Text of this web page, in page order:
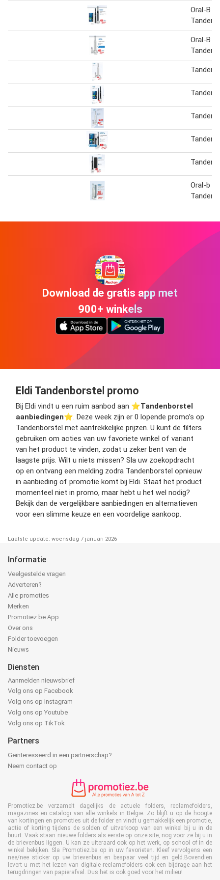
Oral-B
Oral-B
Oral-b
Download de gratis app met
900+ winkels
Eldi Tandenborstel promo
Bij Eldi vindt u een ruim aanbod aan ⭐️Tandenborstel
aanbiedingen⭐️. Deze week zijn er 0 lopende promo’s op
Tandenborstel met aantrekkelijke prijzen. U kunt de filters
gebruiken om acties van uw favoriete winkel of variant
van het product te vinden, zodat u zeker bent van de
laagste prijs. Wilt u niets missen? Sla uw zoekopdracht
op en ontvang een melding zodra Tandenborstel opnieuw
in aanbieding of promotie komt bij Eldi. Staat het product
momenteel niet in promo, maar hebt u het wel nodig?
Bekijk dan de vergelijkbare aanbiedingen en alternatieven
voor een slimme keuze en een voordelige aankoop.
Laatste update: woensdag 7 januari 2026
Informatie
Veelgestelde vragen
Adverteren?
Alle promoties
Merken
Promotiez.be App
Over ons
Folder toevoegen
Nieuws
Diensten
Aanmelden nieuwsbrief
Volg ons op Facebook
Volg ons op Instagram
Volg ons op Youtube
Volg ons op TikTok
Partners
Geïnteresseerd in een partnerschap?
Neem contact op
Promotiez.be verzamelt dagelijks de actuele folders, reclamefolders,
magazines en catalogi van alle winkels in België. Zo blijft u op de hoogte
van kortingen en promoties uit de folder en vindt u gemakkelijk een promotie,
actie of korting tijdens de solden of uitverkoop van een winkel bij u in de
buurt. Vaak staan nieuwe folders als eerste op onze site, nog voor ze bij u in
de brievenbus liggen. U kan ze uiteraard ook op het werk, op school of in de
winkel bekijken. Sla Promotiez.be op in uw favorieten. Kleef vervolgens een
nee/nee sticker op uw brievenbus en bespaar veel tijd en geld.Bovendien
levert u met het lezen van digitale reclamefolders ook een bijdrage aan het
terugdringen van papierafval. Dus het is ook goed voor het milieu!